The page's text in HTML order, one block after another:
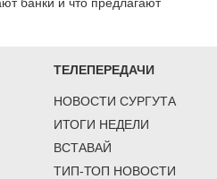
ТЕЛЕПЕРЕДАЧИ
НОВОСТИ СУРГУТА
ИТОГИ НЕДЕЛИ
ВСТАВАЙ
ТИП-ТОП НОВОСТИ